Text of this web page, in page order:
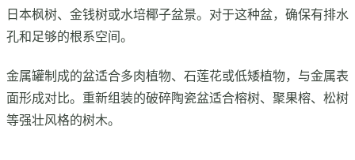
日本枫树、金钱树或水培椰子盆景。对于这种盆，确保有排水
孔和足够的根系空间。
金属罐制成的盆适合多肉植物、石莲花或低矮植物，与金属表
面形成对比。重新组装的破碎陶瓷盆适合榕树、聚果榕、松树
等强壮风格的树木。